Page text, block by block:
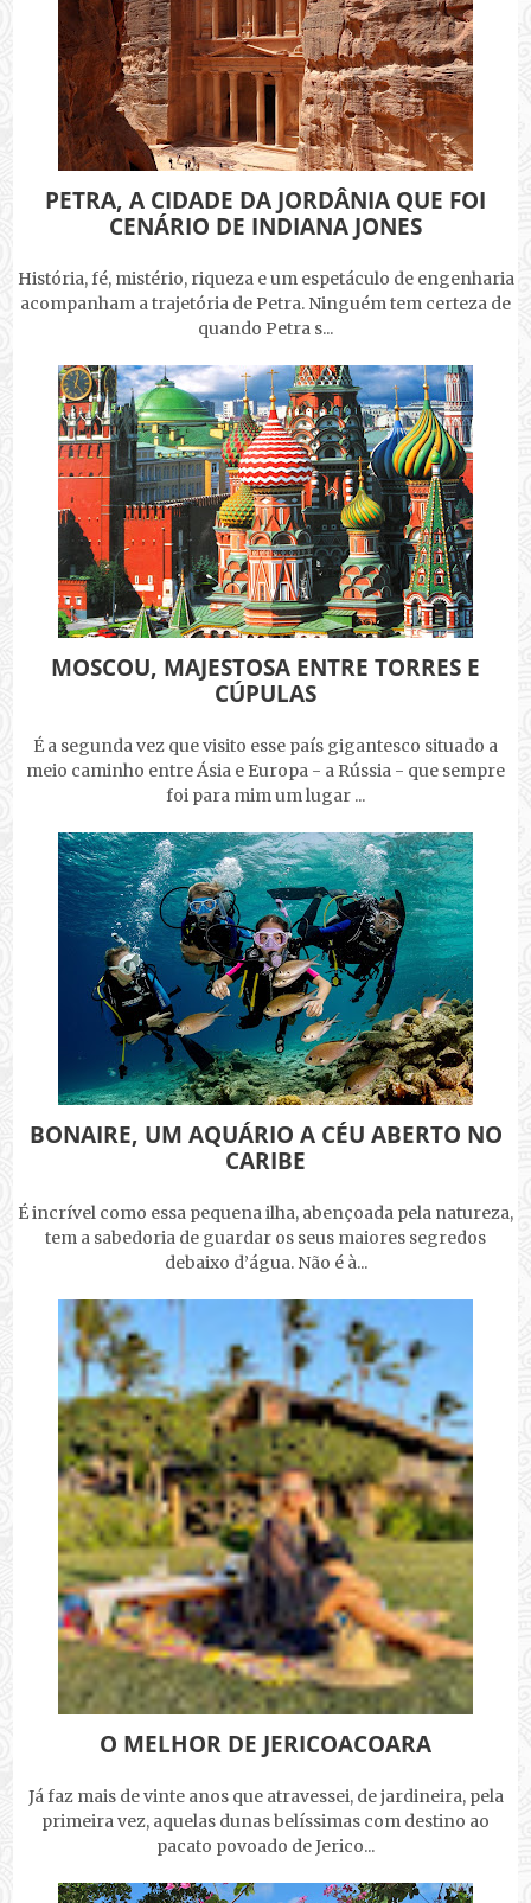
PETRA, A CIDADE DA JORDÂNIA QUE FOI
CENÁRIO DE INDIANA JONES
História, fé, mistério, riqueza e um espetáculo de engenharia
acompanham a trajetória de Petra. Ninguém tem certeza de
quando Petra s...
MOSCOU, MAJESTOSA ENTRE TORRES E
CÚPULAS
É a segunda vez que visito esse país gigantesco situado a
meio caminho entre Ásia e Europa - a Rússia - que sempre
foi para mim um lugar ...
BONAIRE, UM AQUÁRIO A CÉU ABERTO NO
CARIBE
É incrível como essa pequena ilha, abençoada pela natureza,
tem a sabedoria de guardar os seus maiores segredos
debaixo d’água. Não é à...
O MELHOR DE JERICOACOARA
Já faz mais de vinte anos que atravessei, de jardineira, pela
primeira vez, aquelas dunas belíssimas com destino ao
pacato povoado de Jerico...